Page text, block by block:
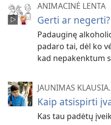
ANIMACINĖ LENTA
Gerti ar negerti?
Padauginę
padaro tai, dėl ko
kad nepakenktum
JAUNIMAS
Kaip atsispirti
Kas tau padėtų